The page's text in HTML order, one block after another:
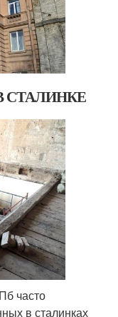
СТАЛИНКЕ
часто
в сталинках